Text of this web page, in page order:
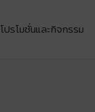
โปรโมชั่นและกิจกรรม